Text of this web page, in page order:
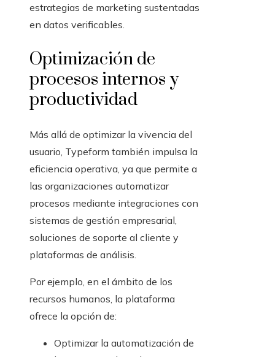
estrategias de marketing sustentadas
en datos verificables.
Optimización de
procesos internos y
productividad
Más allá de optimizar la vivencia del
usuario, Typeform también impulsa la
eficiencia operativa, ya que permite a
las organizaciones automatizar
procesos mediante integraciones con
sistemas de gestión empresarial,
soluciones de soporte al cliente y
plataformas de análisis.
Por ejemplo, en el ámbito de los
recursos humanos, la plataforma
ofrece la opción de:
Optimizar la automatización de